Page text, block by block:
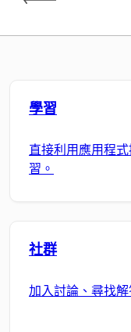
學習
直接利用應用程
習。
社群
加入討論、尋找